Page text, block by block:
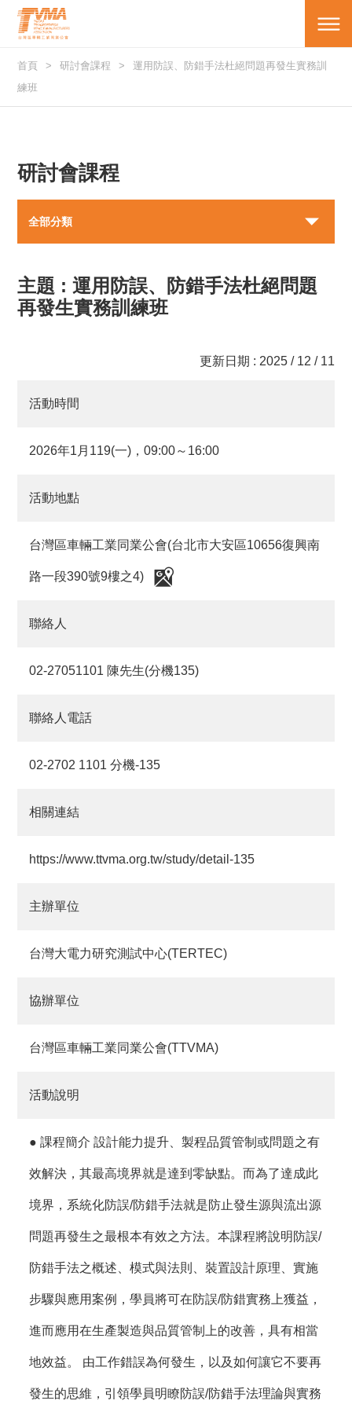
首頁 研討會課程
運用防誤、防錯手法杜絕問題再發生實務訓
練班
研討會課程
全部分類
主題 : 運用防誤、防錯手法杜絕問題
再發生實務訓練班
更新日期 : 2025 / 12 / 11
活動時間
2026年1月119(一)，09:00～16:00
活動地點
台灣區車輛工業同業公會(台北市大安區10656復興南
路一段390號9樓之4)
聯絡人
02-27051101 陳先生(分機135)
聯絡人電話
02-2702 1101 分機-135
相關連結
https://www.ttvma.org.tw/study/detail-135
主辦單位
台灣大電力研究測試中心(TERTEC)
協辦單位
台灣區車輛工業同業公會(TTVMA)
活動說明
● 課程簡介 設計能力提升、製程品質管制或問題之有
效解決，其最高境界就是達到零缺點。而為了達成此
境界，系統化防誤/防錯手法就是防止發生源與流出源
問題再發生之最根本有效之方法。本課程將說明防誤/
防錯手法之概述、模式與法則、裝置設計原理、實施
步驟與應用案例，學員將可在防誤/防錯實務上獲益，
進而應用在生產製造與品質管制上的改善，具有相當
地效益。 由工作錯誤為何發生，以及如何讓它不要再
發生的思維，引領學員明瞭防誤/防錯手法理論與實務